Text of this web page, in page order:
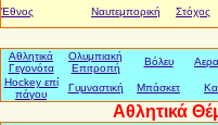
Έθνος Ναυτεμπορική Στόχος
Αθλητικά
Γεγονότα
Ολυμπιακή
Επιτροπή
Βόλευ
Hockey επί
πάγου
Γυμναστική Μπάσκετ
Αθλητικά